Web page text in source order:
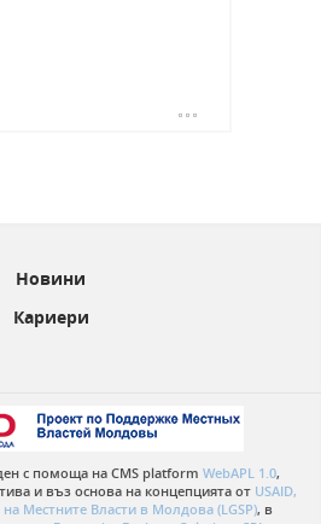
Новини
Кариери
с помоща на CMS platform WebAPL 1.0,
и въз основа на концепцията от USAID,
Местните Власти в Молдова (LGSP), в